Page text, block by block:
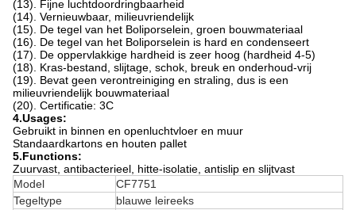
(13). Fijne luchtdoordringbaarheid
(14). Vernieuwbaar, milieuvriendelijk
(15). De tegel van het Boliporselein, groen bouwmateriaal
(16). De tegel van het Boliporselein is hard en condenseert
(17). De oppervlakkige hardheid is zeer hoog (hardheid 4-5)
(18). Kras-bestand, slijtage, schok, breuk en onderhoud-vrij
(19). Bevat geen verontreiniging en straling, dus is een
milieuvriendelijk bouwmateriaal
(20). Certificatie: 3C
4.Usages:
Gebruikt in binnen en openluchtvloer en muur
Standaardkartons en houten pallet
5.Functions:
Zuurvast, antibacterieel, hitte-isolatie, antislip en slijtvast
Model
CF7751
Tegeltype
blauwe leireeks